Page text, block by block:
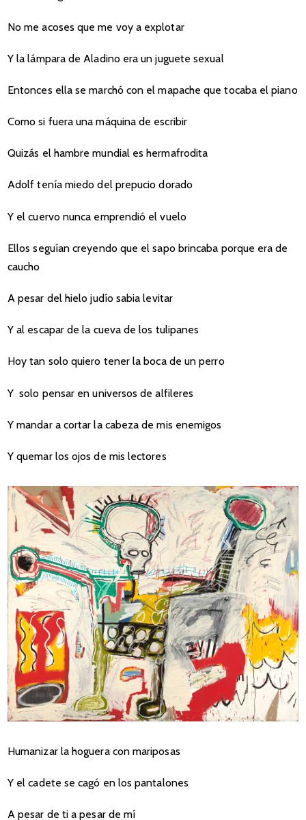
No me acoses que me voy a explotar
Y la lámpara de Aladino era un juguete sexual
Entonces ella se marchó con el mapache que tocaba el piano
Como si fuera una máquina de escribir
Quizás el hambre mundial es hermafrodita
Adolf tenía miedo del prepucio dorado
Y el cuervo nunca emprendió el vuelo
Ellos seguían creyendo que el sapo brincaba porque era de
caucho
A pesar del hielo judío sabia levitar
Y al escapar de la cueva de los tulipanes
Hoy tan solo quiero tener la boca de un perro
Y solo pensar en universos de alfileres
Y mandar a cortar la cabeza de mis enemigos
Y quemar los ojos de mis lectores
Humanizar la hoguera con mariposas
Y el cadete se cagó en los pantalones
A pesar de ti a pesar de mí